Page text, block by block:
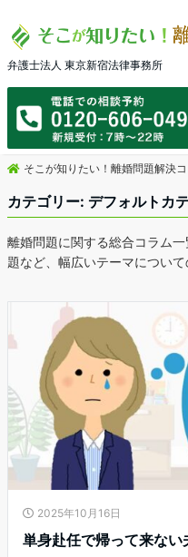
弁護士法人 東京新宿法律事務所
そこが知りたい！離婚問題解決
カテゴリー: デフォルトカ
離婚問題に関する総合コラム
題など、幅広いテーマについ
2025年10月16日
単身赴任で帰って来ない